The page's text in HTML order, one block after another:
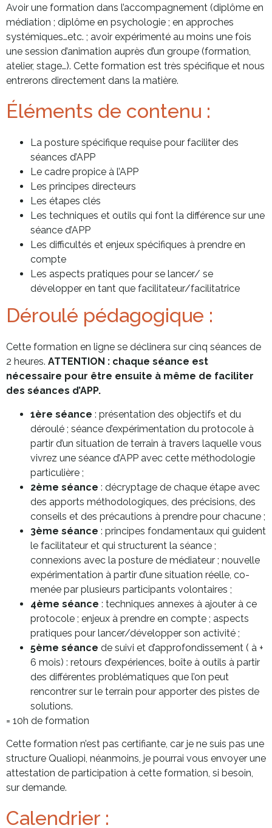
Avoir une formation dans l’accompagnement (diplôme en
médiation ; diplôme en psychologie ; en approches
systémiques…etc. ; avoir expérimenté au moins une fois
une session d’animation auprès d’un groupe (formation,
atelier, stage…). Cette formation est très spécifique et nous
entrerons directement dans la matière.
Éléments de contenu :
La posture spécifique requise pour faciliter des
séances d’APP
Le cadre propice à l’APP
Les principes directeurs
Les étapes clés
Les techniques et outils qui font la différence sur une
séance d’APP
Les difficultés et enjeux spécifiques à prendre en
compte
Les aspects pratiques pour se lancer/ se
développer en tant que facilitateur/facilitatrice
Déroulé pédagogique :
Cette formation en ligne se déclinera sur cinq séances de
2 heures. ATTENTION : chaque séance est
nécessaire pour être ensuite à même de faciliter
des séances d’APP.
1ère séance : présentation des objectifs et du
déroulé ; séance d’expérimentation du protocole à
partir d’un situation de terrain à travers laquelle vous
vivrez une séance d’APP avec cette méthodologie
particulière ;
2ème séance : décryptage de chaque étape avec
des apports méthodologiques, des précisions, des
conseils et des précautions à prendre pour chacune ;
3ème séance : principes fondamentaux qui guident
le facilitateur et qui structurent la séance ;
connexions avec la posture de médiateur ; nouvelle
expérimentation à partir d’une situation réelle, co-
menée par plusieurs participants volontaires ;
4ème séance : techniques annexes à ajouter à ce
protocole ; enjeux à prendre en compte ; aspects
pratiques pour lancer/développer son activité ;
5ème séance de suivi et d’approfondissement ( à +
6 mois) : retours d’expériences, boîte à outils à partir
des différentes problématiques que l’on peut
rencontrer sur le terrain pour apporter des pistes de
solutions.
= 10h de formation
Cette formation n’est pas certifiante, car je ne suis pas une
structure Qualiopi, néanmoins, je pourrai vous envoyer une
attestation de participation à cette formation, si besoin,
sur demande.
Calendrier :